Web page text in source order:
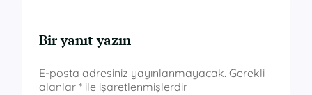
Bir yanıt yazın
E-posta adresiniz yayınlanmayacak. Gerekli
alanlar * ile işaretlenmişlerdir